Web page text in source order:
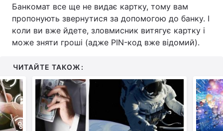
Банкомат все ще не видає картку, тому вам
пропонують звернутися за допомогою до банку. І
коли ви вже йдете, зловмисник витягує картку і
може зняти гроші (адже PIN-код вже відомий).
ЧИТАЙТЕ ТАКОЖ: